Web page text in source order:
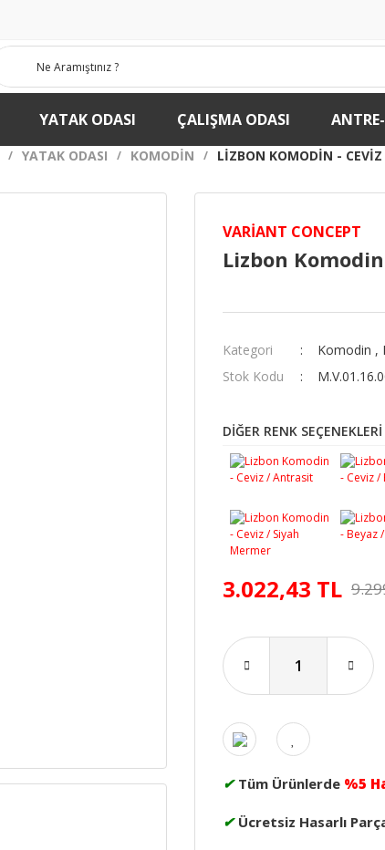
YATAK ODASI ÇALIŞMA ODASI
YATAK ODASI KOMODIN LIZBON KOMODIN - CEVIZ
VARIANT CONCEPT
Lizbon
Kategori Komodin ,
Stok Kodu
DİĞER RENK SEÇENEKLERİ
3.022,43 TL
✔ Tüm Ürünlerde %5
✔ Ücretsiz Hasarlı